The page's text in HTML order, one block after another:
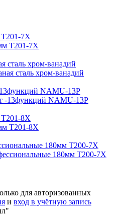
7X
сталь хром-ванадий
NAMU-13P
8X
180мм Т200-7X
для авторизованных
и вход в учётную запись